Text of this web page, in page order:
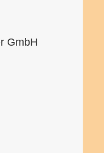
GmbH